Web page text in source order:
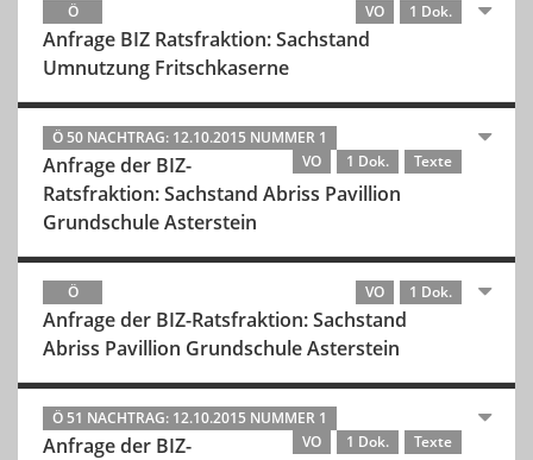
Ö VO 1 Dok.
Anfrage BIZ Ratsfraktion: Sachstand
Umnutzung Fritschkaserne
Ö 50 NACHTRAG: 12.10.2015 NUMMER 1
VO
1 Dok. Texte
Anfrage der BIZ-
Ratsfraktion: Sachstand Abriss Pavillion
Grundschule Asterstein
Ö VO 1 Dok.
Anfrage der BIZ-Ratsfraktion: Sachstand
Abriss Pavillion Grundschule Asterstein
Ö 51 NACHTRAG: 12.10.2015 NUMMER 1
VO
1 Dok. Texte
Anfrage der BIZ-